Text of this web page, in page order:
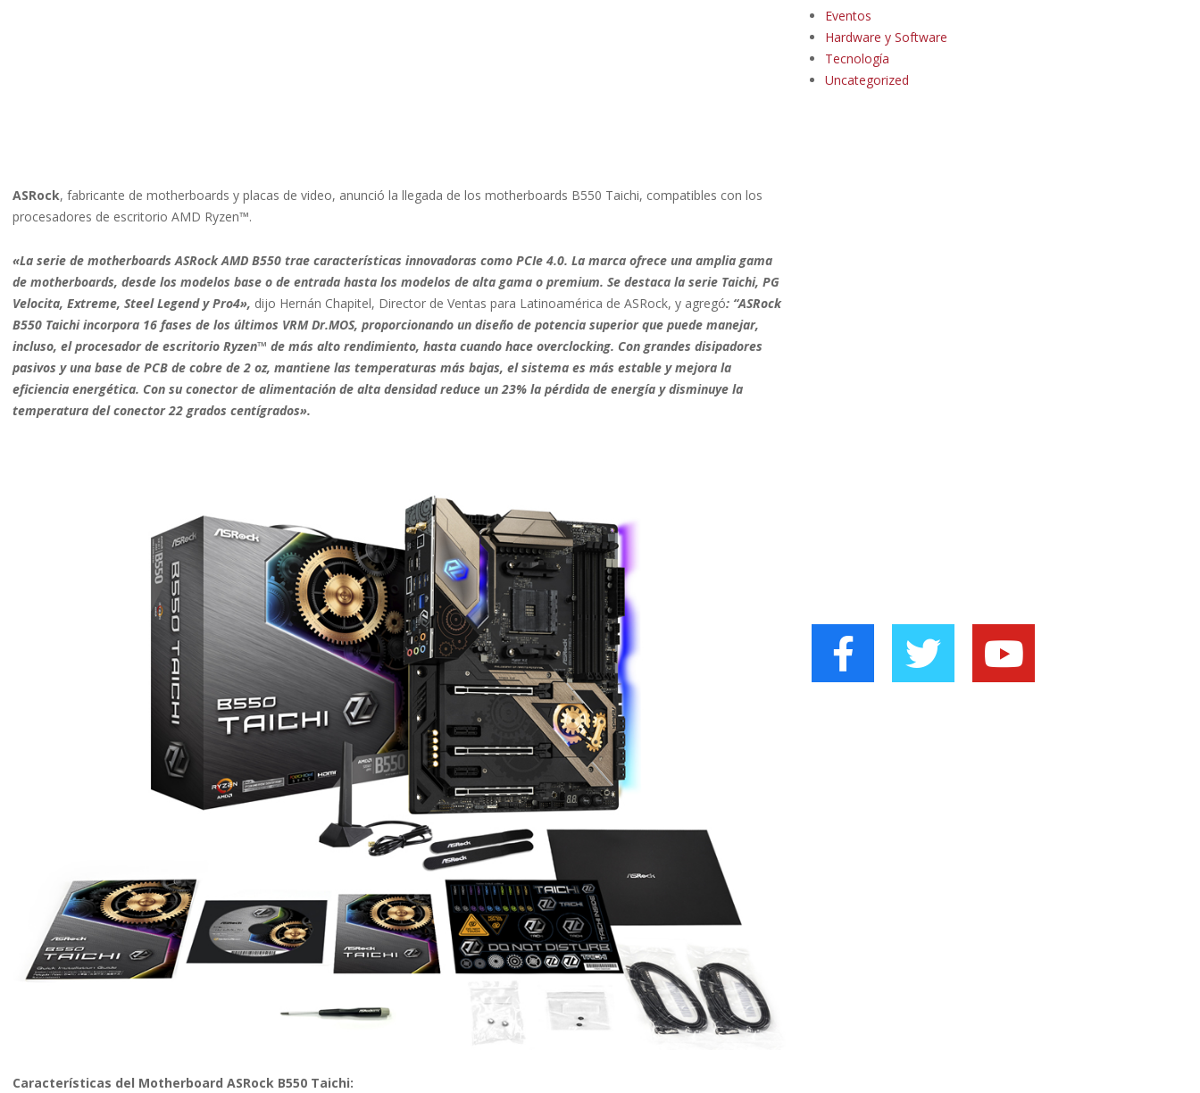
ASRock, fabricante de motherboards y placas de video, anunció la llegada de los motherboards B550 Taichi, compatibles con los
procesadores de escritorio AMD Ryzen™.
«La serie de motherboards ASRock AMD B550 trae características innovadoras como PCIe 4.0. La marca ofrece una amplia gama
de motherboards, desde los modelos base o de entrada hasta los modelos de alta gama o premium. Se destaca la serie Taichi, PG
Velocita, Extreme, Steel Legend y Pro4», dijo Hernán Chapitel, Director de Ventas para Latinoamérica de ASRock, y agregó: “ASRock
B550 Taichi incorpora 16 fases de los últimos VRM Dr.MOS, proporcionando un diseño de potencia superior que puede manejar,
incluso, el procesador de escritorio Ryzen™ de más alto rendimiento, hasta cuando hace overclocking. Con grandes disipadores
pasivos y una base de PCB de cobre de 2 oz, mantiene las temperaturas más bajas, el sistema es más estable y mejora la
eficiencia energética. Con su conector de alimentación de alta densidad reduce un 23% la pérdida de energía y disminuye la
temperatura del conector 22 grados centígrados».
Características del Motherboard ASRock B550 Taichi:
Eventos
Hardware y Software
Tecnología
Uncategorized